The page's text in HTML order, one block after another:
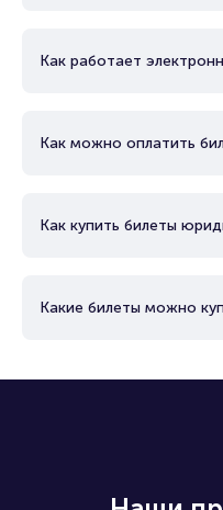
Как работает
Как можно оплатить
Как купить билеты
Какие билеты можно